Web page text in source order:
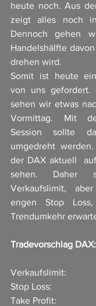
heute noch. Aus
zeigt alles noch
Dennoch gehen
Handelshälfte
drehen wird.
Somit ist heute
von uns gefordert.
sehen wir etwas
Vormittag. Mit
Session sollte
umgedreht
der DAX aktuell
sehen. Daher
Verkaufslimit,
engen Stop
Trendumkehr
Tradevorschlag DAX:
Verkaufslimit:
Stop Loss:
Take Profit: